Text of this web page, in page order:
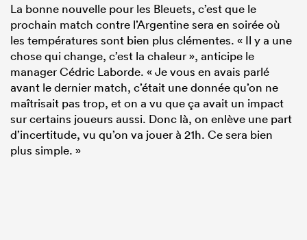
La bonne nouvelle pour les Bleuets, c’est que le
prochain match contre l’Argentine sera en soirée où
les températures sont bien plus clémentes. « Il y a une
chose qui change, c’est la chaleur », anticipe le
manager Cédric Laborde. « Je vous en avais parlé
avant le dernier match, c’était une donnée qu’on ne
maîtrisait pas trop, et on a vu que ça avait un impact
sur certains joueurs aussi. Donc là, on enlève une part
d’incertitude, vu qu’on va jouer à 21h. Ce sera bien
plus simple. »